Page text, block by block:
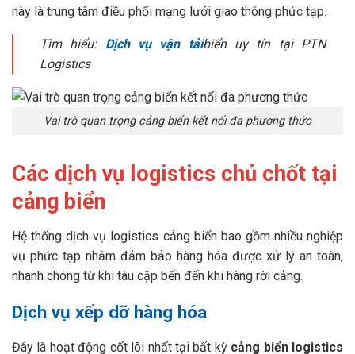
này là trung tâm điều phối mạng lưới giao thông phức tạp.
Tìm hiểu: Dịch vụ vận tảibiển uy tín tại PTN
Logistics
Vai trò quan trọng cảng biển kết nối đa phương thức
Các dịch vụ logistics chủ chốt tại
cảng biển
Hệ thống dịch vụ logistics cảng biển bao gồm nhiều nghiệp
vụ phức tạp nhằm đảm bảo hàng hóa được xử lý an toàn,
nhanh chóng từ khi tàu cập bến đến khi hàng rời cảng.
Dịch vụ xếp dỡ hàng hóa
Đây là hoạt động cốt lõi nhất tại bất kỳ cảng biển logistics